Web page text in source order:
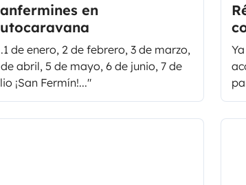
y
en
de enero, 2 de febrero, 3 de marzo,
abril, 5 de mayo, 6 de junio, 7 de
¡San Fermín!..."